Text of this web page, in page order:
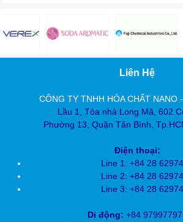
Liên Hệ
CÔNG TY TNHH HÓA CHẤT NANO
Lầu 1, Tòa nhà Long Mã, 602
Phường 13, Quận Tân Bình,
Điện thoại:
Line 1: +84 28
Line 2: +84 28
Line 3: +84 28
Di động: +84